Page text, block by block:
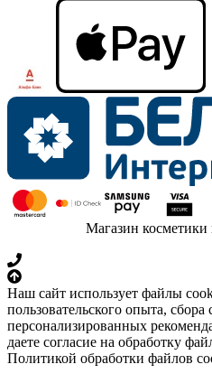
Магазин косметики
Наш сайт использует файлы
пользовательского опыта,
персонализированных
даете согласие на обработку
Политикой обработки файлов